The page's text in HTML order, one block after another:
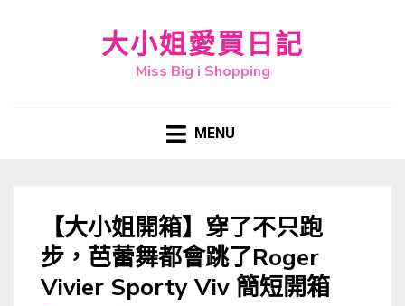
大小姐愛買日記
Miss Big i Shopping
MENU
【大小姐開箱】穿了不只跑
步，芭蕾舞都會跳了Roger
Vivier Sporty Viv 簡短開箱